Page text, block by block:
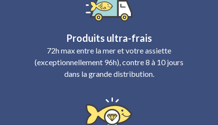
Produits ultra-frais
72h max entre la mer et votre assiette
(exceptionnellement 96h), contre 8 à 10 jours
dans la grande distribution.